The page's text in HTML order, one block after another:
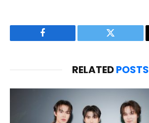
Facebook Twitter
RELATEDPOSTS